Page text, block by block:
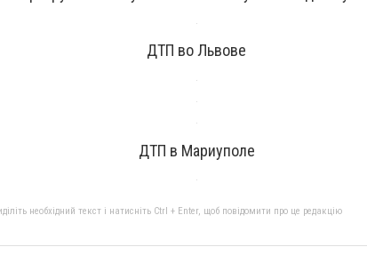
ДТП во Львове
ДТП в Мариуполе
необхідний текст і натисніть Ctrl + Enter, щоб повідомити про це редакцію